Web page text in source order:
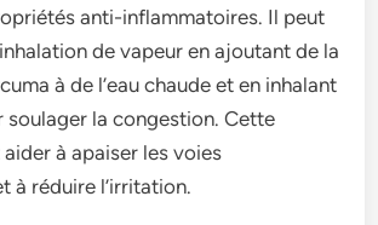
anti-inflammatoires. Il peut
de vapeur en ajoutant de la
à de l’eau chaude et en inhalant
soulager la congestion. Cette
à apaiser les voies
à réduire l’irritation.